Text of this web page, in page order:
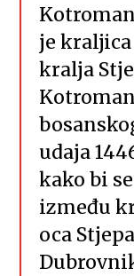
je kraljica
kralja
udaja
kako bi
između
oca